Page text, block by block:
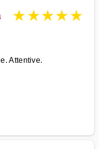
★★★★★
Attentive.